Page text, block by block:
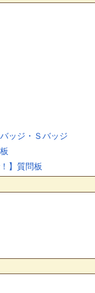
ッジ・Ｓバッジ
】質問板